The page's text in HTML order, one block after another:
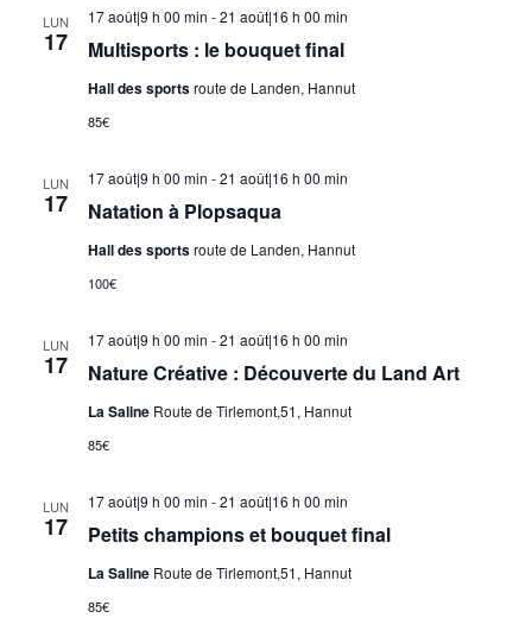
LUN
17 Multisports : le bouquet final
17 août|9 h 00 min -21 août|16 h 00 min
Hall des sportsroute de Landen, Hannut
85€
LUN
17 Natation à Plopsaqua
17 août|9 h 00 min -21 août|16 h 00 min
Hall des sportsroute de Landen, Hannut
100€
LUN
17 Nature Créative : Découverte du Land Art
17 août|9 h 00 min -21 août|16 h 00 min
La Saline Route de Tirlemont,51, Hannut
85€
LUN
17 Petits champions et bouquet final
17 août|9 h 00 min -21 août|16 h 00 min
La Saline Route de Tirlemont,51, Hannut
85€